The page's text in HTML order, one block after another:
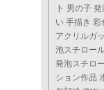
ト 男の子 発
い 手描き 彩
アクリルガ
泡スチロー
発泡スチロ
ション作品